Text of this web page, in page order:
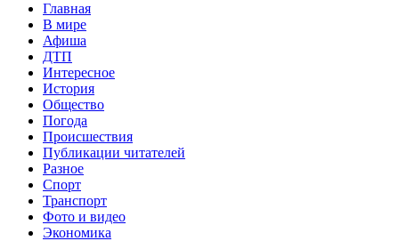
Главная
В мире
Афиша
ДТП
Интересное
История
Общество
Погода
Происшествия
Публикации читателей
Разное
Спорт
Транспорт
Фото и видео
Экономика